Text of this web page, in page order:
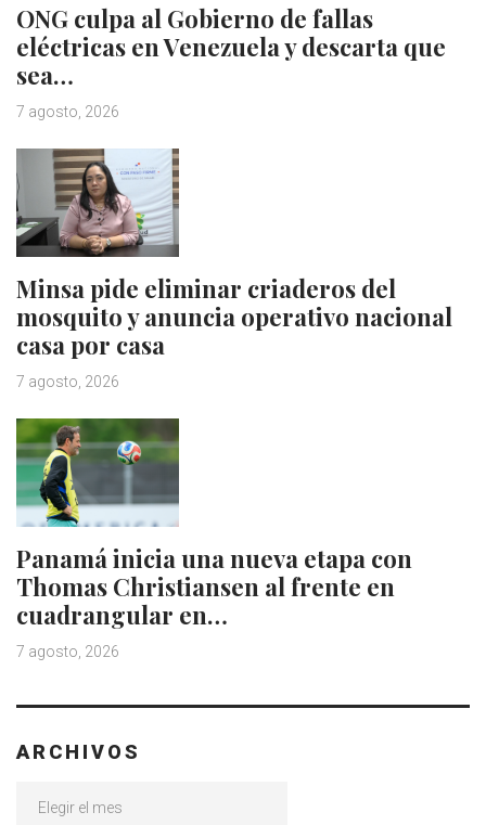
ONG culpa al Gobierno de fallas
eléctricas en Venezuela y descarta que
sea…
7 agosto, 2026
Minsa pide eliminar criaderos del
mosquito y anuncia operativo nacional
casa por casa
7 agosto, 2026
Panamá inicia una nueva etapa con
Thomas Christiansen al frente en
cuadrangular en…
7 agosto, 2026
ARCHIVOS